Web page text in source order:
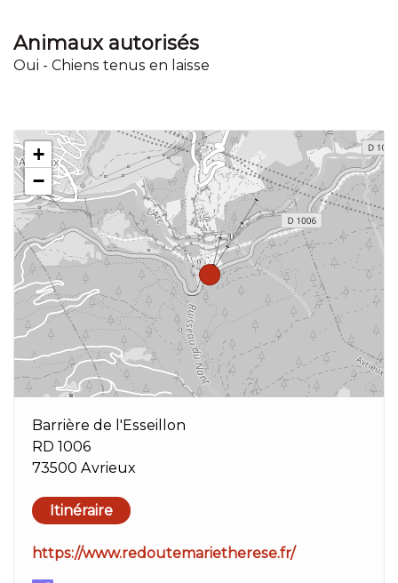
Animaux autorisés
Oui - Chiens tenus en laisse
+
−
Barrière de l'Esseillon
RD 1006
73500 Avrieux
Itinéraire
https://www.redoutemarietherese.fr/